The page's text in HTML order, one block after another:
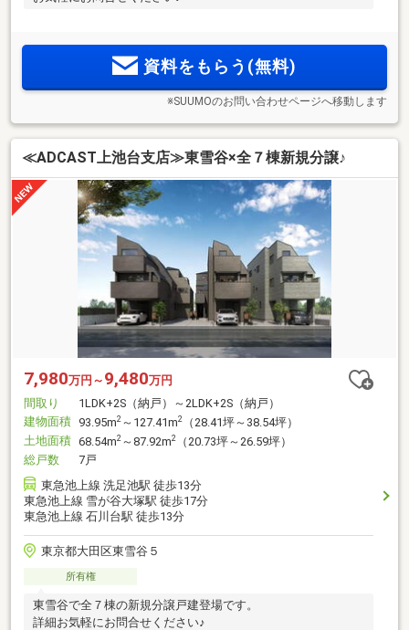
資料をもらう(無料)
※SUUMOのお問い合わせページへ移動します
≪ADCAST上池台支店≫東雪谷×全７棟新規分譲♪
7,980万円～ 9,480万円
間取り
1LDK+2S（納戸）～2LDK+2S（納戸）
建物面積 93.95m2 ～127.41m2
（28.41坪～38.54坪）
土地面積 68.54m2 ～87.92m2
（20.73坪～26.59坪）
総戸数
7戸
東急池上線 洗足池駅 徒歩13分
東急池上線 雪が谷大塚駅 徒歩17分
東急池上線 石川台駅 徒歩13分
東京都大田区東雪谷５
所有権
東雪谷で全７棟の新規分譲戸建登場です。
詳細お気軽にお問合せください♪